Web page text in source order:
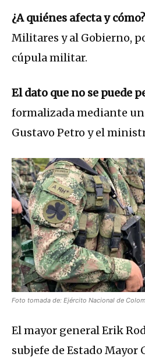
¿A quiénes afecta y
Militares y al Gobierno,
cúpula militar.
El dato que no se puede
formalizada mediante
Gustavo Petro y el
Foto tomada de: Ejército Nacional de
El mayor general Erik
subjefe de Estado Mayor